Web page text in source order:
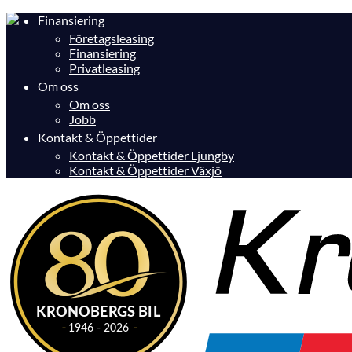
Finansiering
Företagsleasing
Finansiering
Privatleasing
Om oss
Om oss
Jobb
Kontakt & Öppettider
Kontakt & Öppettider Ljungby
Kontakt & Öppettider Växjö